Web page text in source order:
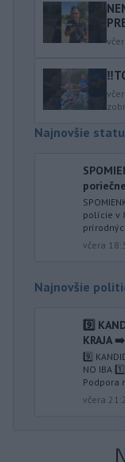
Najnovšie
polície v
včera
Najnovšie
9️⃣
KRAJA
9️⃣
NO IBA
Podpora
včera